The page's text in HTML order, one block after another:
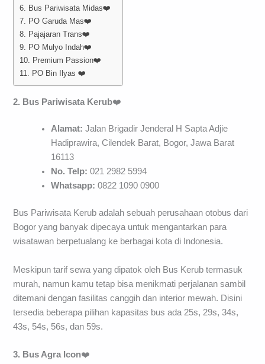
6. Bus Pariwisata Midas❤️
7. PO Garuda Mas❤️
8. Pajajaran Trans❤️
9. PO Mulyo Indah❤️
10. Premium Passion❤️
11. PO Bin Ilyas ❤️
2. Bus Pariwisata Kerub❤️
Alamat: Jalan Brigadir Jenderal H Sapta Adjie
Hadiprawira, Cilendek Barat, Bogor, Jawa Barat
16113
No. Telp: 021 2982 5994
Whatsapp: 0822 1090 0900
Bus Pariwisata Kerub adalah sebuah perusahaan otobus dari
Bogor yang banyak dipecaya untuk mengantarkan para
wisatawan berpetualang ke berbagai kota di Indonesia.
Meskipun tarif sewa yang dipatok oleh Bus Kerub termasuk
murah, namun kamu tetap bisa menikmati perjalanan sambil
ditemani dengan fasilitas canggih dan interior mewah. Disini
tersedia beberapa pilihan kapasitas bus ada 25s, 29s, 34s,
43s, 54s, 56s, dan 59s.
3. Bus Agra Icon❤️